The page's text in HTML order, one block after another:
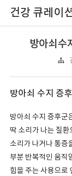
건강 큐레이
방아쇠수
방아쇠 수지 증
방아쇠 수지 증후군
딱 소리가 나는 질
소리가 나거나 통증
부분 반복적인 움직
힘을 주는 사용으로